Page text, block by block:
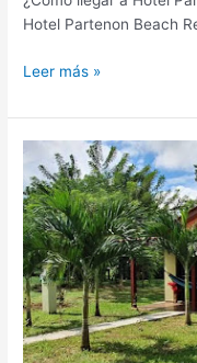
Hotel Partenon Beach
Leer más »
Corinto
Pearl
Eco
Resort,
hotel
en
La
Ceiba,
Honduras